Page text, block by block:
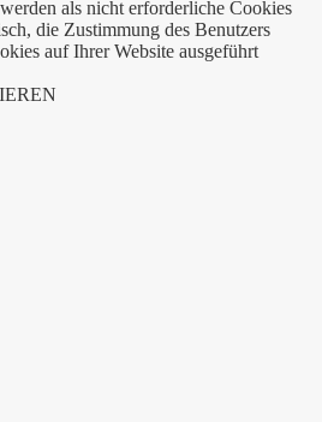
als nicht erforderliche Cookies
die Zustimmung des Benutzers
auf Ihrer Website ausgeführt